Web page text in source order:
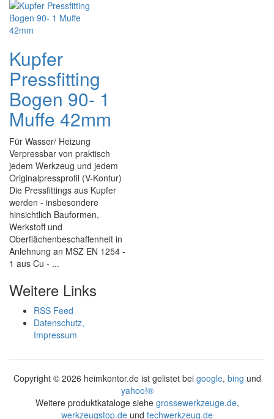
Kupfer
Pressfitting
Bogen 90- 1
Muffe 42mm
Für Wasser/ Heizung
Verpressbar von praktisch
jedem Werkzeug und jedem
Originalpressprofil (V-Kontur)
Die Pressfittings aus Kupfer
werden - insbesondere
hinsichtlich Bauformen,
Werkstoff und
Oberflächenbeschaffenheit in
Anlehnung an MSZ EN 1254 -
1 aus Cu - ...
Weitere Links
RSS Feed
Datenschutz,
Impressum
Copyright © 2026 heimkontor.de ist gelistet bei google, bing und
yahoo!®
Weitere produktkataloge siehe grossewerkzeuge.de,
werkzeugstop.de und techwerkzeug.de